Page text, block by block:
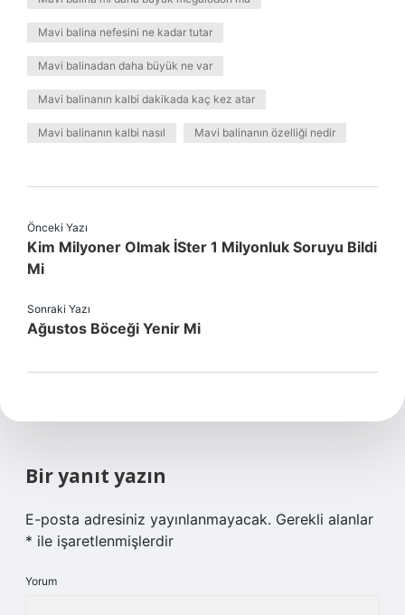
Mavi balina nefesini ne kadar tutar
Mavi balinadan daha büyük ne var
Mavi balinanın kalbi dakikada kaç kez atar
Mavi balinanın kalbi nasıl Mavi balinanın özelliği nedir
Önceki Yazı
Kim Milyoner Olmak İSter 1 Milyonluk Soruyu Bildi
Mi
Sonraki Yazı
Ağustos Böceği Yenir Mi
Bir yanıt yazın
E-posta adresiniz yayınlanmayacak. Gerekli alanlar
* ile işaretlenmişlerdir
Yorum